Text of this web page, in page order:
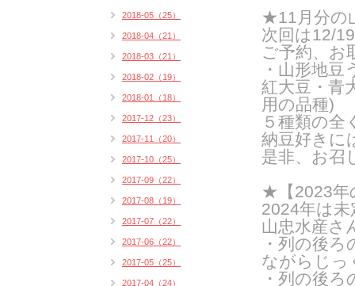
★11月分の
次回は12/
ご予約、 お
・山形地豆
紅大豆・青
用の品種)
５種類の全
納豆好きに
是非、お召
★【2023年
2024年は
山忠水産さ
・列の後
ながらじっ
・列の後
2018-05（25）
2018-04（21）
2018-03（21）
2018-02（19）
2018-01（18）
2017-12（23）
2017-11（20）
2017-10（25）
2017-09（22）
2017-08（19）
2017-07（22）
2017-06（22）
2017-05（25）
2017-04（24）